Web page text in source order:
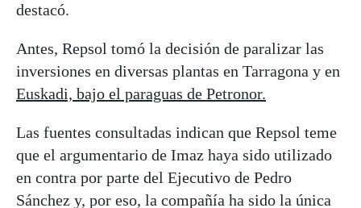
destacó.
Antes, Repsol tomó la decisión de paralizar las
inversiones en diversas plantas en Tarragona y en
Euskadi, bajo el paraguas de Petronor.
Las fuentes consultadas indican que Repsol teme
que el argumentario de Imaz haya sido utilizado
en contra por parte del Ejecutivo de Pedro
Sánchez y, por eso, la compañía ha sido la única